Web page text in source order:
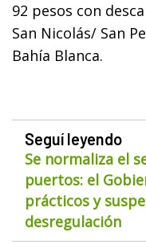
92 pesos con
San Nicolás/ San
Bahía Blanca.
Seguí leyendo
Se normaliza el
puertos: el
prácticos y
desregulación